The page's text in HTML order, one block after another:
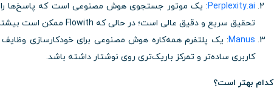
Perplexity.ai: یک موتور جستجوی هوش مصنوعی است که پاسخ‌ها را با
تحقیق سریع و دقیق عالی است؛ در حالی که Flowith ممکن است بیشتر بر تولید محتوای خلاقانه متمرکز باشد.
Manus
کاربری ساده‌تر و تمرکز باریک‌تری روی نوشتار داشته باشد.
کدام بهتر است؟